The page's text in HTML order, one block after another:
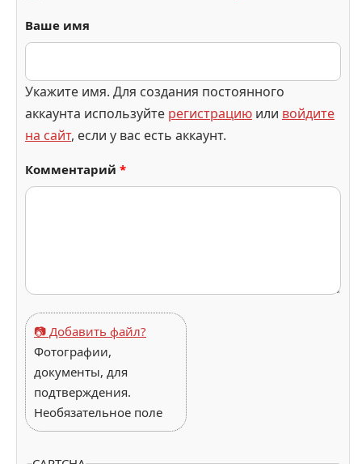
Ваше имя
Укажите имя. Для создания постоянного
аккаунта используйте регистрацию или войдите
на сайт, если у вас есть аккаунт.
Комментарий *
📷 Добавить файл?
Фотографии,
документы, для
подтверждения.
Необязательное поле